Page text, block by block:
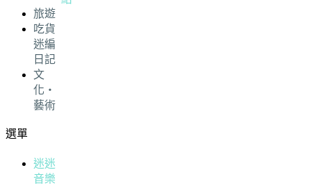
旅遊
吃貨
迷編
日記
文
化・
藝術
選單
迷迷
音樂